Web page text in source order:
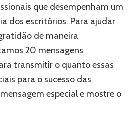
que desempenham um
dos escritórios. Para ajudar
de maneira
20 mensagens
transmitir o quanto essas
para o sucesso das
especial e mostre o